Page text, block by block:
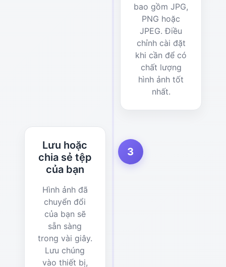
bao gồm JPG,
PNG hoặc
JPEG. Điều
chỉnh cài đặt
khi cần để có
chất lượng
hình ảnh tốt
nhất.
3
Lưu hoặc
chia sẻ tệp
của bạn
Hình ảnh đã
chuyển đổi
của bạn sẽ
sẵn sàng
trong vài giây.
Lưu chúng
vào thiết bị,